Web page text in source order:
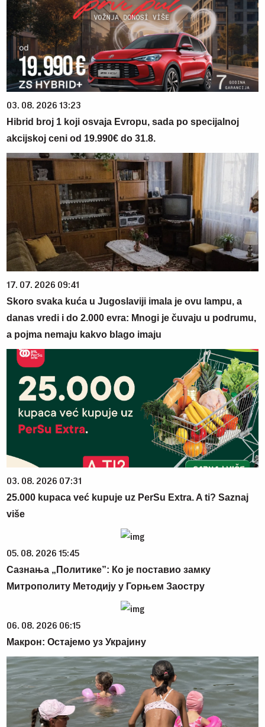
03. 08. 2026 13:23
Hibrid broj 1 koji osvaja Evropu, sada po specijalnoj
akcijskoj ceni od 19.990€ do 31.8.
17. 07. 2026 09:41
Skoro svaka kuća u Jugoslaviji imala je ovu lampu, a
danas vredi i do 2.000 evra: Mnogi je čuvaju u podrumu,
a pojma nemaju kakvo blago imaju
03. 08. 2026 07:31
25.000 kupaca već kupuje uz PerSu Extra. A ti? Saznaj
više
05. 08. 2026 15:45
Сазнања „Политике”: Ко је поставио замку
Митрополиту Методију у Горњем Заостру
06. 08. 2026 06:15
Макрон: Остајемо уз Украјину